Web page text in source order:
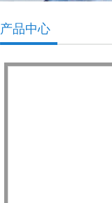
产品中心